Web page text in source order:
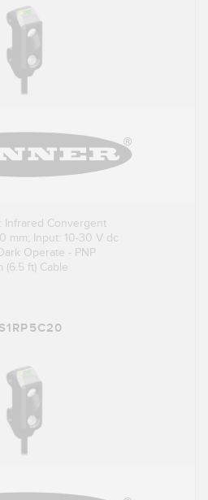
Infrared Convergent
mm; Input: 10-30 V dc
Operate - PNP
(6.5 ft) Cable